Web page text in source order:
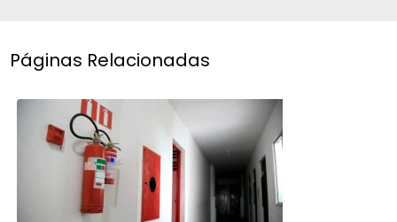
Páginas Relacionadas